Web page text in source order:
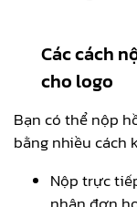
Các cách
cho logo
Bạn có thể nộp
bằng nhiều cách
Nộp trực